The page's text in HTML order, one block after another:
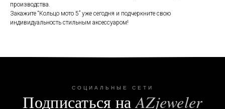
производства.
Закажите “Кольцо мото 5” уже сегодня и подчеркните свою
индивидуальность стильным аксессуаром!
СОЦИАЛЬНЫЕ СЕТИ
Подписаться наAZjeweler